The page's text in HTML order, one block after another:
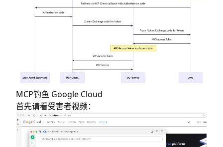
MCP钓鱼 Google Cloud
首先请看受害者视频：